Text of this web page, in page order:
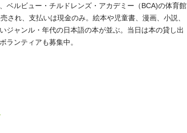
ベルビュー・チルドレンズ・アカデミー（BCA)の体育館
され、支払いは現金のみ。絵本や児童書、漫画、小説、
ジャンル・年代の日本語の本が並ぶ。当日は本の貸し出
ランティアも募集中。